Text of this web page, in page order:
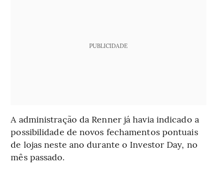
PUBLICIDADE
A administração da Renner já havia indicado a
possibilidade de novos fechamentos pontuais
de lojas neste ano durante o Investor Day, no
mês passado.